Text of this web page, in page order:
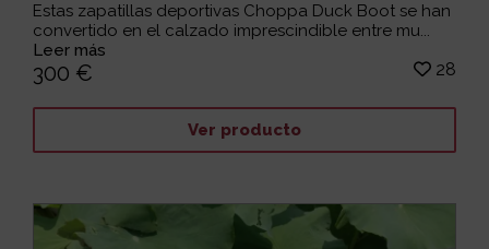
Estas zapatillas deportivas Choppa Duck Boot se han
convertido en el calzado imprescindible entre mu...
Leer más
300 € 28
Ver producto